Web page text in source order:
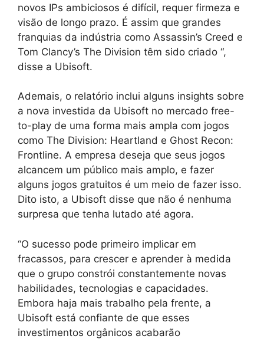
novos IPs ambiciosos é difícil, requer firmeza e
visão de longo prazo. É assim que grandes
franquias da indústria como Assassin’s Creed e
Tom Clancy’s The Division têm sido criado “,
disse a Ubisoft.
Ademais, o relatório inclui alguns insights sobre
a nova investida da Ubisoft no mercado free-
to-play de uma forma mais ampla com jogos
como The Division: Heartland e Ghost Recon:
Frontline. A empresa deseja que seus jogos
alcancem um público mais amplo, e fazer
alguns jogos gratuitos é um meio de fazer isso.
Dito isto, a Ubisoft disse que não é nenhuma
surpresa que tenha lutado até agora.
“O sucesso pode primeiro implicar em
fracassos, para crescer e aprender à medida
que o grupo constrói constantemente novas
habilidades, tecnologias e capacidades.
Embora haja mais trabalho pela frente, a
Ubisoft está confiante de que esses
investimentos orgânicos acabarão